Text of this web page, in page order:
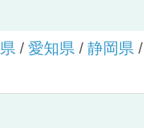
/ 愛知県/ 静岡県